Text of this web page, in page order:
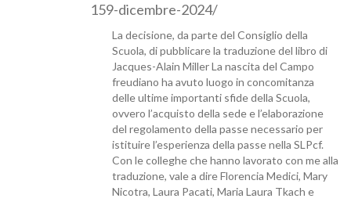
159-dicembre-2024/
La decisione, da parte del Consiglio della
Scuola, di pubblicare la traduzione del libro di
Jacques-Alain Miller La nascita del Campo
freudiano ha avuto luogo in concomitanza
delle ultime importanti sfide della Scuola,
ovvero l’acquisto della sede e l’elaborazione
del regolamento della passe necessario per
istituire l’esperienza della passe nella SLPcf.
Con le colleghe che hanno lavorato con me alla
traduzione, vale a dire Florencia Medici, Mary
Nicotra, Laura Pacati, Maria Laura Tkach e